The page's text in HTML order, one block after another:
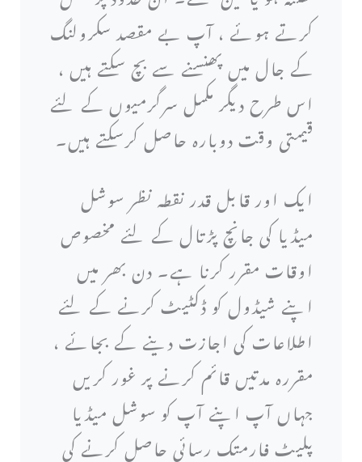
کرتے ہوئے ، آپ بے مقصد سکرولنگ
کے جال میں پھنسنے سے بچ سکتے ہیں ،
اس طرح دیگر مکمل سرگرمیوں کے لئے
قیمتی وقت دوبارہ حاصل کرسکتے ہیں۔
ایک اور قابل قدر نقطہ نظر سوشل
میڈیا کی جانچ پڑتال کے لئے مخصوص
اوقات مقرر کرنا ہے۔ دن بھر میں
اپنے شیڈول کو ڈکٹیٹ کرنے کے لئے
اطلاعات کی اجازت دینے کے بجائے ،
مقررہ مدتیں قائم کرنے پر غور کریں
جہاں آپ اپنے آپ کو سوشل میڈیا
پلیٹ فارمتک رسائی حاصل کرنے کی